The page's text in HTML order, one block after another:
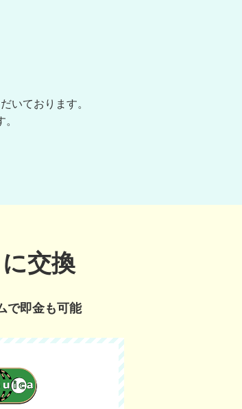
いております。
交換
で即金も可能